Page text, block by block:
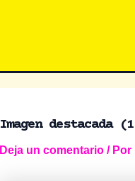
Imagen destacada
Deja un comentario / Por